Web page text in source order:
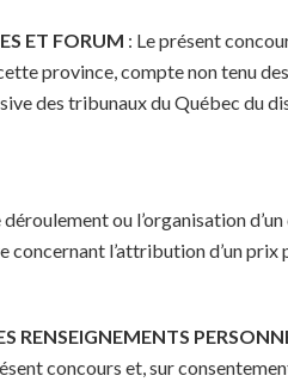
ET FORUM : Le présent
province, compte non tenu
des tribunaux du Québec du
ou l’organisation
concernant l’attribution d’un prix
RENSEIGNEMENTS
concours et, sur